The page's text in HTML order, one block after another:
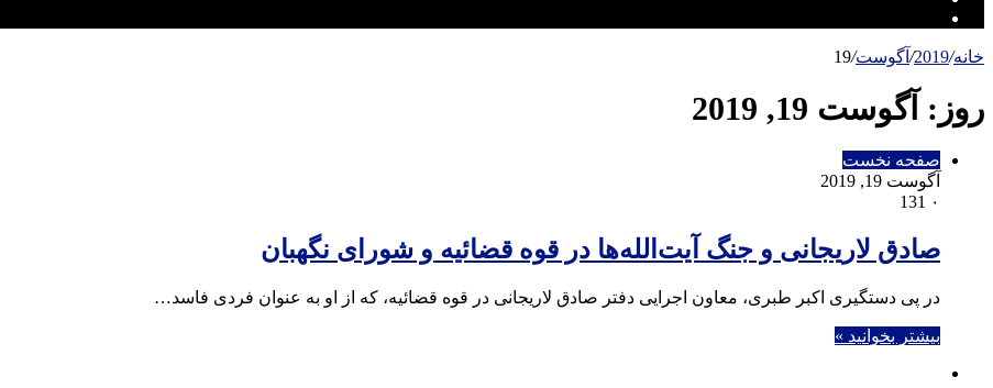
خانه/
2019
/ آگوست/
19
روز: آگوست 19, 2019
صفحه نخست
آگوست 19, 2019
۰
صادق لاریجانی و جنگ آیت‌الله‌ها در قوه قضائیه و شورای نگهبان
در پی دستگیری اکبر طبری، معاون اجرایی دفتر صادق لاریجانی در قوه قضائیه،‌ که از او به عنوان فردی فاسد…
بیشتر بخوانید »